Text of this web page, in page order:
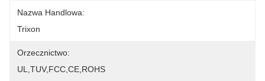
Nazwa Handlowa:
Trixon
Orzecznictwo:
UL,TUV,FCC,CE,ROHS